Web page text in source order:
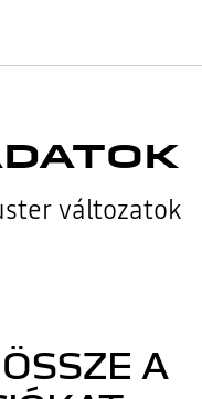
változatok
A